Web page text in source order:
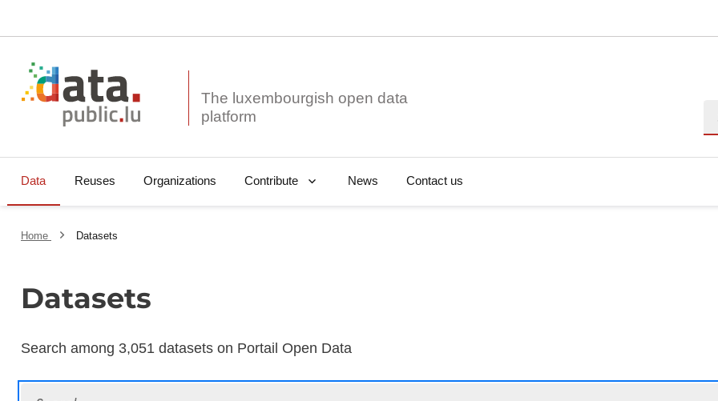
The luxembourgish open data
Data Reuses Organizations Contribute News Contact us
Home Datasets
Datasets
Search among 3,051 datasets on Portail Open Data